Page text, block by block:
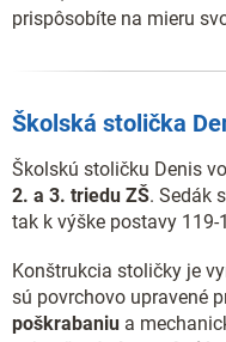
prispôsobíte na mieru
Školská stolička
Školskú stoličku Denis
2. a 3. triedu ZŠ. Sedák
tak k výške postavy 119-
Konštrukcia stoličky je
sú povrchovo upravené
poškrabaniu a